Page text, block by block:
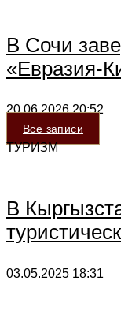
В Сочи
«Евразия-
20.06.202620:52
Все записи
ТУРИЗМ
В
03.05.2025 18:31